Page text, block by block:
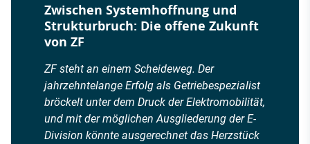
Zwischen Systemhoffnung und
Strukturbruch: Die offene Zukunft
von ZF
ZF steht an einem Scheideweg. Der
jahrzehntelange Erfolg als Getriebespezialist
bröckelt unter dem Druck der Elektromobilität,
und mit der möglichen Ausgliederung der E-
Division könnte ausgerechnet das Herzstück